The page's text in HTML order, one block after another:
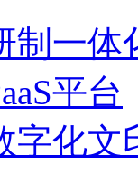
制一
平台
字化文